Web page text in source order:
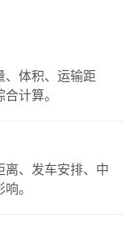
、体积、运输距
计算。
离、发车安排、中
。